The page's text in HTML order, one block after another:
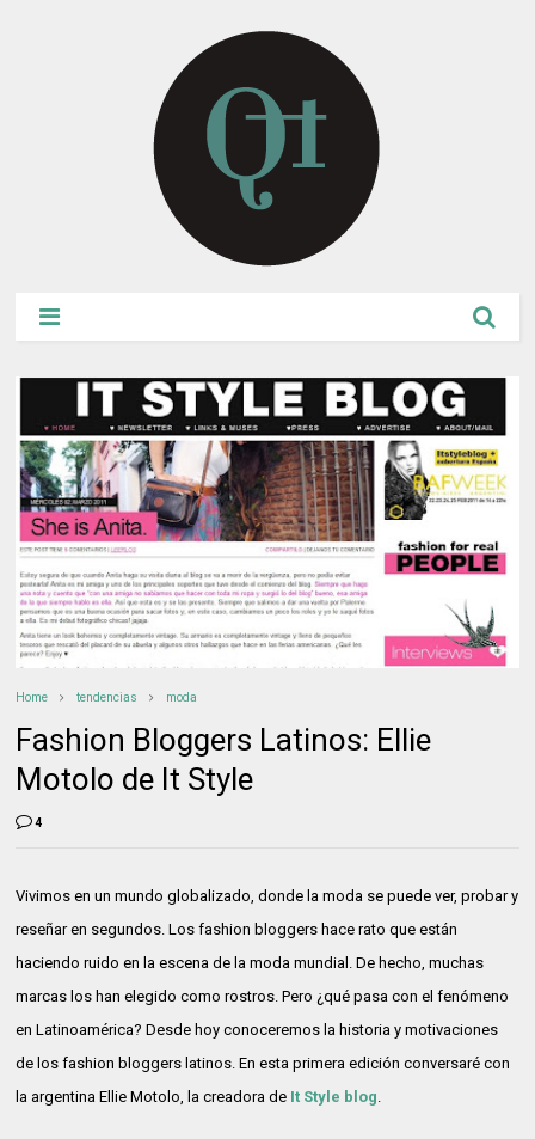
Home tendencias moda
Fashion Bloggers Latinos: Ellie
Motolo de It Style
4
Vivimos en un mundo globalizado, donde la moda se puede ver, probar y
reseñar en segundos. Los fashion bloggers hace rato que están
haciendo ruido en la escena de la moda mundial. De hecho, muchas
marcas los han elegido como rostros. Pero ¿qué pasa con el fenómeno
en Latinoamérica? Desde hoy conoceremos la historia y motivaciones
de los fashion bloggers latinos. En esta primera edición conversaré con
la argentina Ellie Motolo, la creadora de It Style blog.